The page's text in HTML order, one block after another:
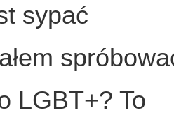
sypać
LGBT+? To